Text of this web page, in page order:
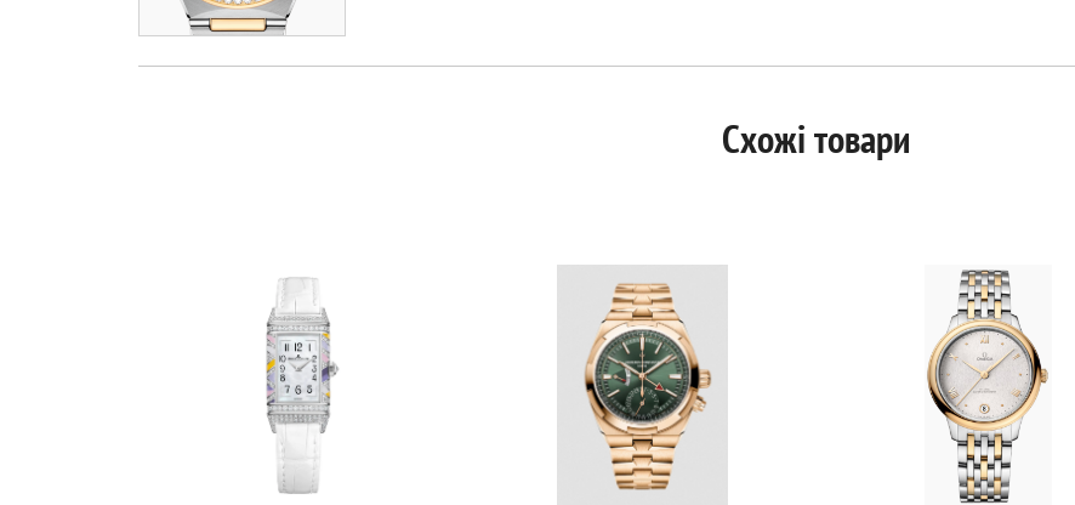
Схожі товари